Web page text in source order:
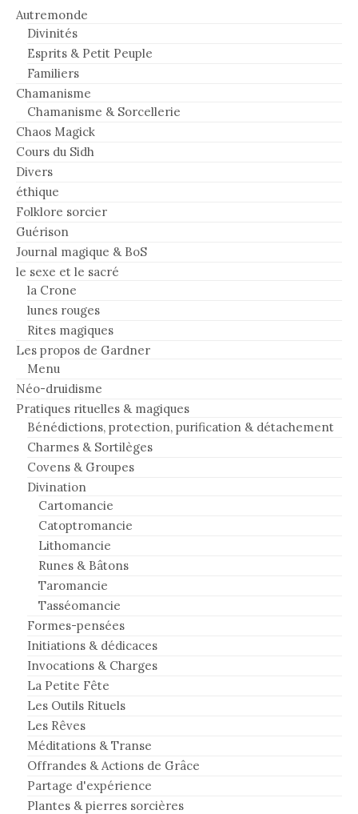
Autremonde
Divinités
Esprits & Petit Peuple
Familiers
Chamanisme
Chamanisme & Sorcellerie
Chaos Magick
Cours du Sidh
Divers
éthique
Folklore sorcier
Guérison
Journal magique & BoS
le sexe et le sacré
la Crone
lunes rouges
Rites magiques
Les propos de Gardner
Menu
Néo-druidisme
Pratiques rituelles & magiques
Bénédictions, protection, purification & détachement
Charmes & Sortilèges
Covens & Groupes
Divination
Cartomancie
Catoptromancie
Lithomancie
Runes & Bâtons
Taromancie
Tasséomancie
Formes-pensées
Initiations & dédicaces
Invocations & Charges
La Petite Fête
Les Outils Rituels
Les Rêves
Méditations & Transe
Offrandes & Actions de Grâce
Partage d'expérience
Plantes & pierres sorcières